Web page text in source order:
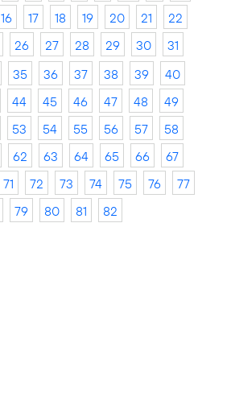
16 17 18 19 20 21
22
26 27 28 29 30
31
35 36 37 38 39
40
44 45 46 47 48
49
53 54 55 56 57
58
62 63 64 65 66
67
71 72 73 74 75 76
77
79 80 81 82